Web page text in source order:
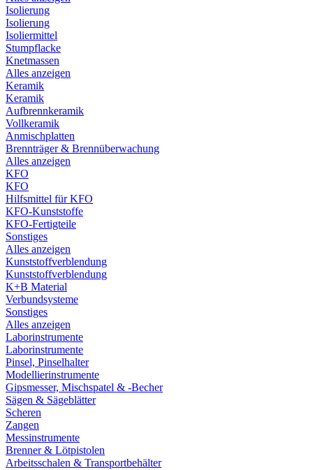
Isolierung
Isolierung
Isoliermittel
Stumpflacke
Knetmassen
Alles anzeigen
Keramik
Keramik
Aufbrennkeramik
Vollkeramik
Anmischplatten
Brennträger & Brennüberwachung
Alles anzeigen
KFO
KFO
Hilfsmittel für KFO
KFO-Kunststoffe
KFO-Fertigteile
Sonstiges
Alles anzeigen
Kunststoffverblendung
Kunststoffverblendung
K+B Material
Verbundsysteme
Sonstiges
Alles anzeigen
Laborinstrumente
Laborinstrumente
Pinsel, Pinselhalter
Modellierinstrumente
Gipsmesser, Mischspatel & -Becher
Sägen & Sägeblätter
Scheren
Zangen
Messinstrumente
Brenner & Lötpistolen
Arbeitsschalen & Transportbehälter